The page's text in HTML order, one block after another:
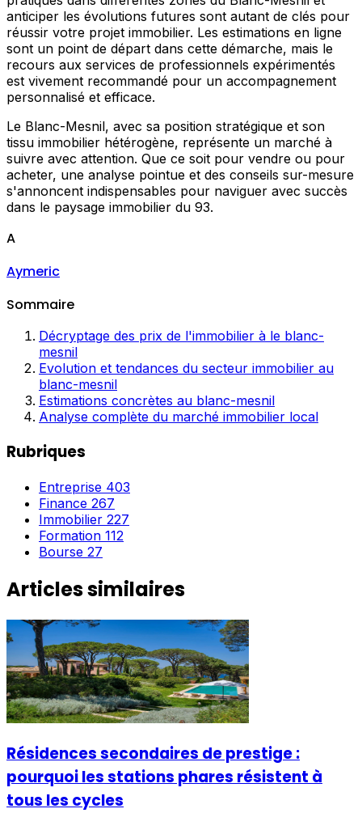
anticiper les évolutions futures sont autant de clés pour
réussir votre projet immobilier. Les estimations en ligne
sont un point de départ dans cette démarche, mais le
recours aux services de professionnels expérimentés
est vivement recommandé pour un accompagnement
personnalisé et efficace.
Le Blanc-Mesnil, avec sa position stratégique et son
tissu immobilier hétérogène, représente un marché à
suivre avec attention. Que ce soit pour vendre ou pour
acheter, une analyse pointue et des conseils sur-mesure
s'annoncent indispensables pour naviguer avec succès
dans le paysage immobilier du 93.
A
Aymeric
Sommaire
Décryptage des prix de l'immobilier à le blanc-
mesnil
Evolution et tendances du secteur immobilier au
blanc-mesnil
Estimations concrètes au blanc-mesnil
Analyse complète du marché immobilier local
Rubriques
Entreprise 403
Finance 267
Immobilier 227
Formation 112
Bourse 27
Articles similaires
Résidences secondaires de prestige :
pourquoi les stations phares résistent à
tous les cycles